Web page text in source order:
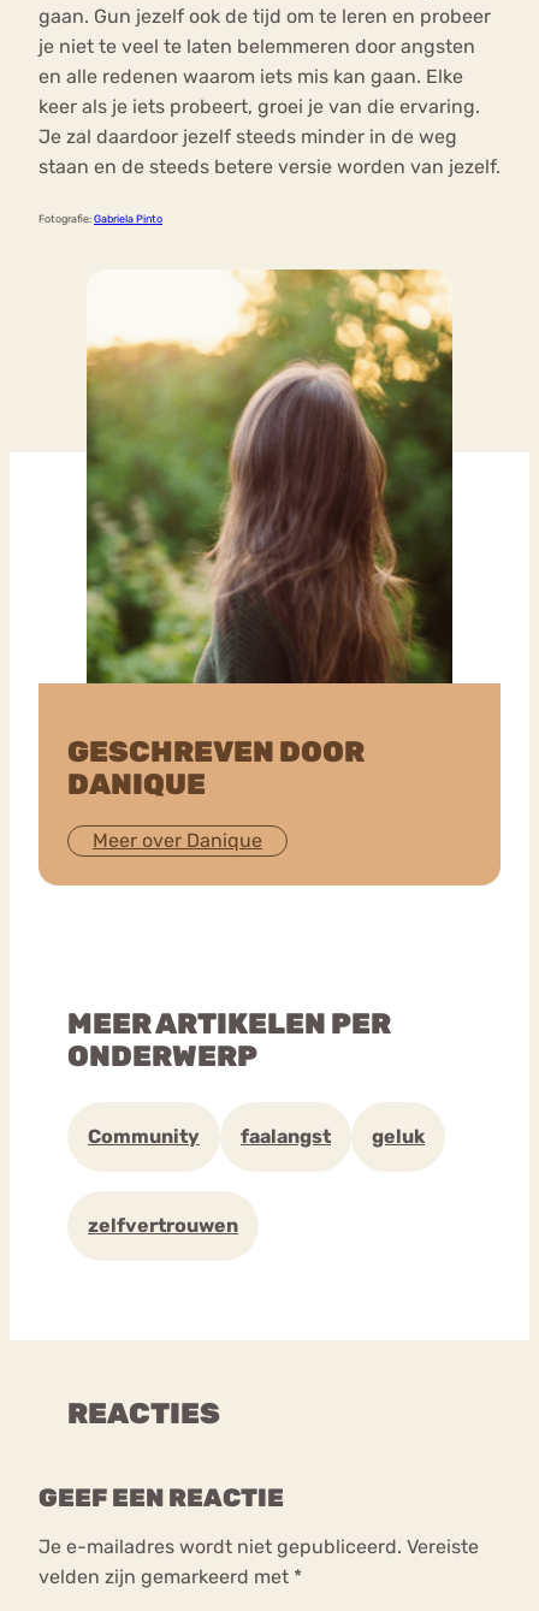
gaan. Gun jezelf ook de tijd om te leren en probeer
je niet te veel te laten belemmeren door angsten
en alle redenen waarom iets mis kan gaan. Elke
keer als je iets probeert, groei je van die ervaring.
Je zal daardoor jezelf steeds minder in de weg
staan en de steeds betere versie worden van jezelf.
Fotografie: Gabriela Pinto
GESCHREVEN DOOR
DANIQUE
Meer over Danique
MEER ARTIKELEN PER
ONDERWERP
Community faalangst geluk
zelfvertrouwen
REACTIES
GEEF EEN REACTIE
Je e-mailadres wordt niet gepubliceerd. Vereiste
velden zijn gemarkeerd met *